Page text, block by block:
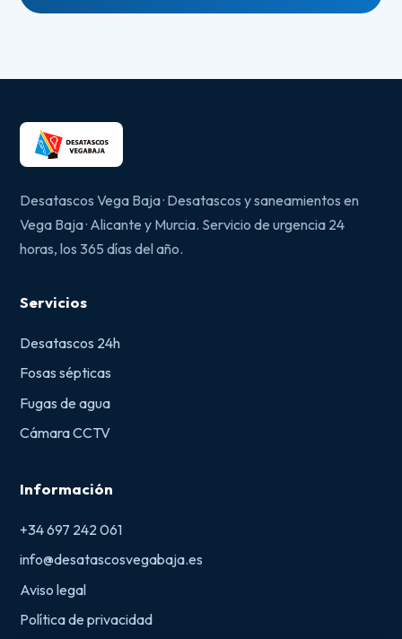
Desatascos Vega Baja · Desatascos y saneamientos en
Vega Baja · Alicante y Murcia. Servicio de urgencia 24
horas, los 365 días del año.
Servicios
Desatascos 24h
Fosas sépticas
Fugas de agua
Cámara CCTV
Información
+34 697 242 061
info@desatascosvegabaja.es
Aviso legal
Política de privacidad